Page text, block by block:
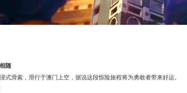
随
式滑索，滑行于澳门上空，据说这段惊险旅程将为勇敢者带来好运。